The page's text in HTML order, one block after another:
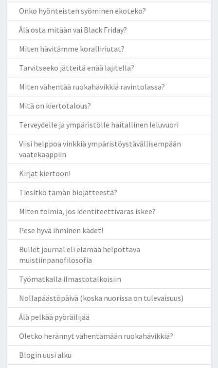
Onko hyönteisten syöminen ekoteko?
Älä osta mitään vai Black Friday?
Miten hävitämme koralliriutat?
Tarvitseeko jätteitä enää lajitella?
Miten vähentää ruokahävikkiä ravintolassa?
Mitä on kiertotalous?
Terveydelle ja ympäristölle haitallinen leluvuori
Viisi helppoa vinkkiä ympäristöystävällisempään
vaatekaappiin
Kirjat kiertoon!
Tiesitkö tämän biojätteestä?
Miten toimia, jos identiteettivaras iskee?
Pese hyvä ihminen kädet!
Bullet journal eli elämää helpottava
muistiinpanofilosofia
Työmatkalla ilmastotalkoisiin
Nollapäästöpäivä (koska nuorissa on tulevaisuus)
Älä pelkää pyöräilijää
Oletko herännyt vähentämään ruokahävikkiä?
Blogin uusi alku